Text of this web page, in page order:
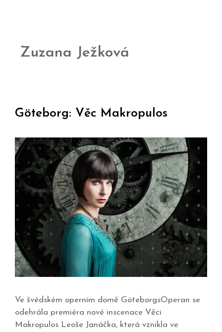
Zuzana Ježková
Göteborg: Věc Makropulos
Ve švédském operním domě GöteborgsOperan se
odehrála premiéra nové inscenace Věci
Makropulos Leoše Janáčka, která vznikla ve